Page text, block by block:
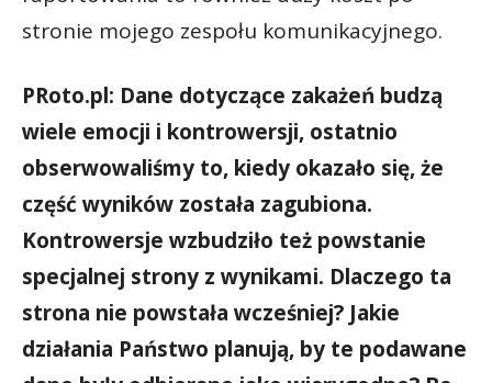
stronie mojego zespołu komunikacyjnego.
PRoto.pl: Dane dotyczące zakażeń budzą
wiele emocji i kontrowersji, ostatnio
obserwowaliśmy to, kiedy okazało się, że
część wyników została zagubiona.
Kontrowersje wzbudziło też powstanie
specjalnej strony z wynikami. Dlaczego ta
strona nie powstała wcześniej? Jakie
działania Państwo planują, by te podawane